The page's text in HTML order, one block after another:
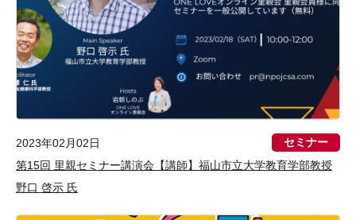
2023年02月02日
セミナー
第15回 里親セミナー講演会【講師】福山市立大学教育学部教授
野口 啓示 氏